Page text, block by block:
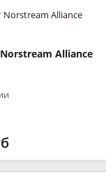
Alliance